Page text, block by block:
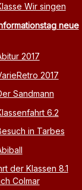
Wir singen
neue
2017
2017
Sandmann
6.2
in Tarbes
der Klassen 8.1
Colmar